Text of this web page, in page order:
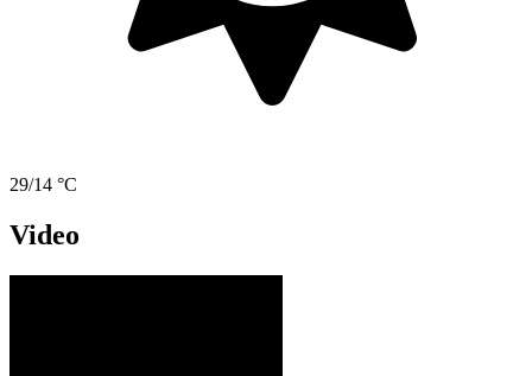
29/14 °C
Video